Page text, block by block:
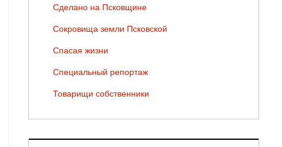
Сделано на Псковщине
Сокровища земли Псковской
Спасая жизни
Специальный репортаж
Товарищи собственники